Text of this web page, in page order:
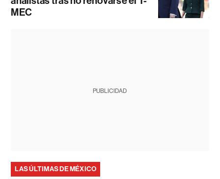
MEC
PUBLICIDAD
LAS ÚLTIMAS DE MÉXICO